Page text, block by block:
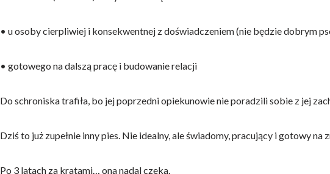
• u osoby cierpliwiej i konsekwentnej z doświadczeniem (nie będzie dobrym
• gotowego na dalszą pracę i budowanie relacji
Do schroniska trafiła, bo jej poprzedni opiekunowie nie poradzili sobie z jej
Dziś to już zupełnie inny pies. Nie idealny, ale świadomy, pracujący i gotowy na
Po 3 latach za kratami… ona nadal czeka.